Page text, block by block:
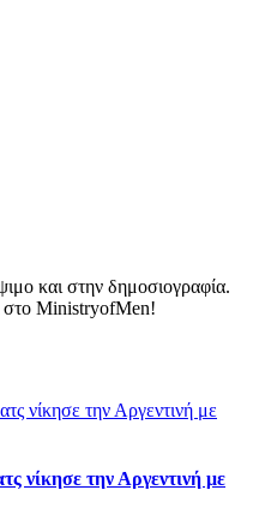
και στην δημοσιογραφία.
στο MinistryofMen!
νίκησε την Αργεντινή με